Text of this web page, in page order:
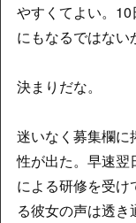
やすくてよい。
にもなるではない
決まりだな。
迷いなく募集欄に
性が出た。早速翌
による研修を受
る彼女の声は透